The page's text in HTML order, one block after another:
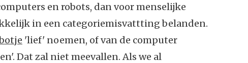
en robots, dan voor menselijke
in een categoriemisvattting belanden.
'lief' noemen, of van de computer
Dat zal niet meevallen. Als we al